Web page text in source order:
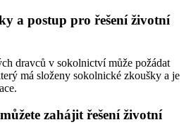
a postup pro řešení životní
dravců v sokolnictví může požádat
má složeny sokolnické zkoušky a je
zahájit řešení životní